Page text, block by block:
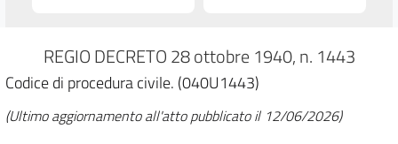
REGIO DECRETO 28 ottobre 1940, n. 1443
Codice di procedura civile. (040U1443)
(Ultimo aggiornamento all'atto pubblicato il 12/06/2026)